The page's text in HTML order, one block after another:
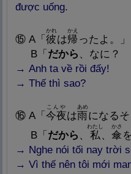
được uống.
⑮A「 彼
Nghĩa: Bên kia, kẻ khác, đối
phương
かれ
は帰
かえ
ったよ。」
B「 だから
、なに？
→ Anh ta về rồi đấy!
→ Thế thì sao?
⑯A「 今夜
こんや
は雨
あめ
になるそ
B「 だから 私
わたし
傘
かさ
を
→ Nghe nói tối nay trời
→ Vì thế nên tôi mới